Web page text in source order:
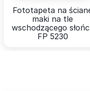
Fototapeta na
maki na tle
wschodzącego
FP 5230